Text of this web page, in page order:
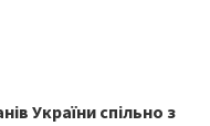
України спільно з